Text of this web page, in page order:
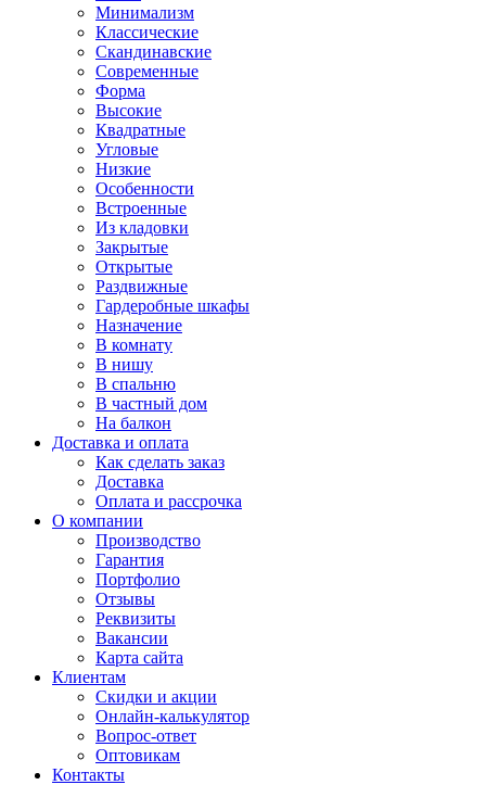
Минимализм
Классические
Скандинавские
Современные
Форма
Высокие
Квадратные
Угловые
Низкие
Особенности
Встроенные
Из кладовки
Закрытые
Открытые
Раздвижные
Гардеробные шкафы
Назначение
В комнату
В нишу
В спальню
В частный дом
На балкон
Доставка и оплата
Как сделать заказ
Доставка
Оплата и рассрочка
О компании
Производство
Гарантия
Портфолио
Отзывы
Реквизиты
Вакансии
Карта сайта
Клиентам
Скидки и акции
Онлайн-калькулятор
Вопрос-ответ
Оптовикам
Контакты